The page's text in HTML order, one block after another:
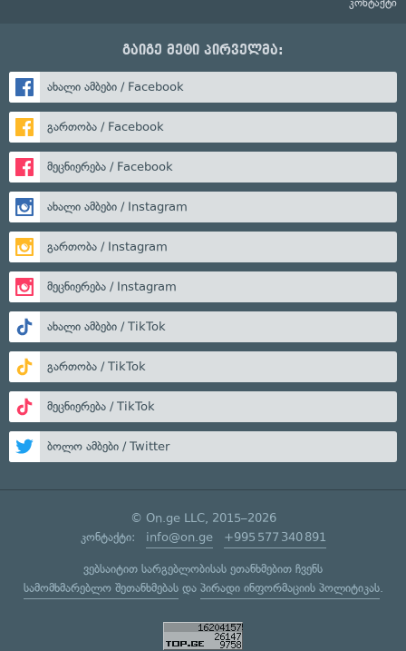
კონტაქტი
გაიგე მეტი პირველმა:
ახალი ამბები / Facebook
გართობა / Facebook
მეცნიერება / Facebook
ახალი ამბები / Instagram
გართობა / Instagram
მეცნიერება / Instagram
ახალი ამბები / TikTok
გართობა / TikTok
მეცნიერება / TikTok
ბოლო ამბები / Twitter
© On.ge LLC, 2015–2026
კონტაქტი: info@on.ge +995 577 340 891
ვებსაიტით სარგებლობისას ეთანხმებით ჩვენს
სამომხმარებლო შეთანხმებასდა პირადი ინფორმაციის პოლიტიკას.